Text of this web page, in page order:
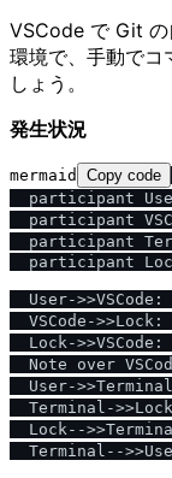
VSCode で Git の
環境で、手動でコ
しょう。
発生状況
mermaid Copy code
participant
participant
participant
participant
User->>VSCode:
VSCode->>Lock:
Lock->>VSCode:
Note over
User-
Terminal-
Lock--